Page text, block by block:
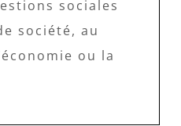
sociales
société, au
ou la